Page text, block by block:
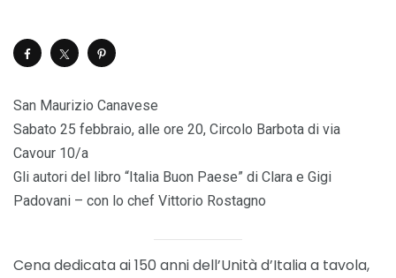
San Maurizio Canavese
Sabato 25 febbraio, alle ore 20, Circolo Barbota di via
Cavour 10/a
Gli autori del libro “Italia Buon Paese” di Clara e Gigi
Padovani – con lo chef Vittorio Rostagno
Cena dedicata ai 150 anni dell’Unità d’Italia a tavola,